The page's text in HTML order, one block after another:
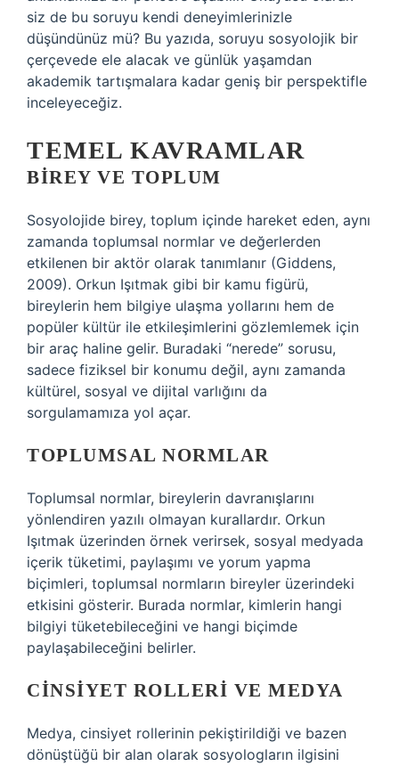
siz de bu soruyu kendi deneyimlerinizle
düşündünüz mü? Bu yazıda, soruyu sosyolojik bir
çerçevede ele alacak ve günlük yaşamdan
akademik tartışmalara kadar geniş bir perspektifle
inceleyeceğiz.
TEMEL KAVRAMLAR
BIREY VE TOPLUM
Sosyolojide birey, toplum içinde hareket eden, aynı
zamanda toplumsal normlar ve değerlerden
etkilenen bir aktör olarak tanımlanır (Giddens,
2009). Orkun Işıtmak gibi bir kamu figürü,
bireylerin hem bilgiye ulaşma yollarını hem de
popüler kültür ile etkileşimlerini gözlemlemek için
bir araç haline gelir. Buradaki “nerede” sorusu,
sadece fiziksel bir konumu değil, aynı zamanda
kültürel, sosyal ve dijital varlığını da
sorgulamamıza yol açar.
TOPLUMSAL NORMLAR
Toplumsal normlar, bireylerin davranışlarını
yönlendiren yazılı olmayan kurallardır. Orkun
Işıtmak üzerinden örnek verirsek, sosyal medyada
içerik tüketimi, paylaşımı ve yorum yapma
biçimleri, toplumsal normların bireyler üzerindeki
etkisini gösterir. Burada normlar, kimlerin hangi
bilgiyi tüketebileceğini ve hangi biçimde
paylaşabileceğini belirler.
CINSIYET ROLLERI VE MEDYA
Medya, cinsiyet rollerinin pekiştirildiği ve bazen
dönüştüğü bir alan olarak sosyologların ilgisini